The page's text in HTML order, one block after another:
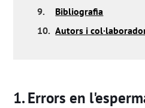
9.
Bibliografia
10. Autors i
Errors en